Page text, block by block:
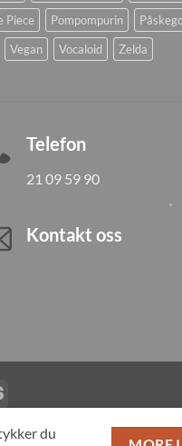
Piece Pompompurin
Vegan Vocaloid Zelda
Telefon
21 09 59 90
Kontakt oss
Vipps
du